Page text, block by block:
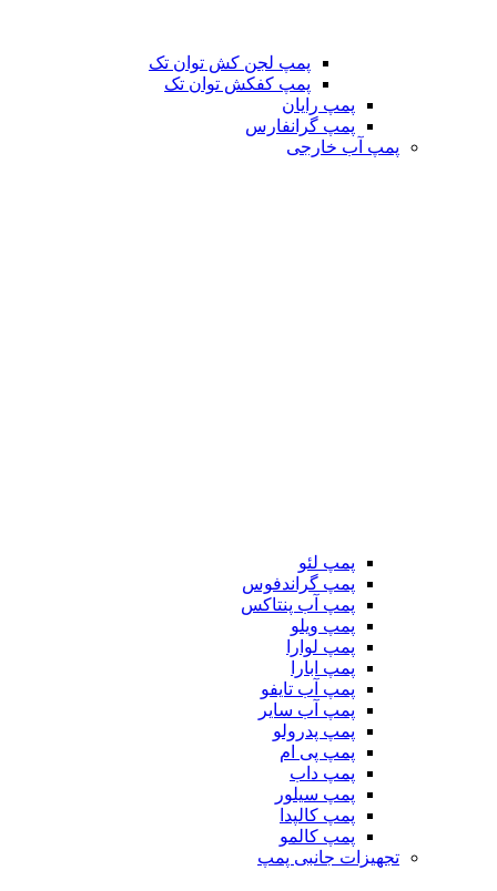
پمپ لجن کش توان تک
پمپ کفکش توان تک
پمپ رایان
پمپ گرانفارس
پمپ آب خارجی
پمپ لئو
پمپ گراندفوس
پمپ آب پنتاکس
پمپ ویلو
پمپ لوارا
پمپ ابارا
پمپ آب تایفو
پمپ آب سایر
پمپ پدرولو
پمپ پی ام
پمپ داب
پمپ سیلور
پمپ کالپدا
پمپ کالمو
تجهیزات جانبی پمپ